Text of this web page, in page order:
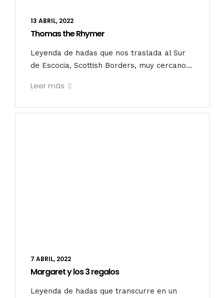
13 ABRIL, 2022
Thomas the Rhymer
Leyenda de hadas que nos traslada al Sur
de Escocia, Scottish Borders, muy cercano...
Leer más
7 ABRIL, 2022
Margaret y los 3 regalos
Leyenda de hadas que transcurre en un